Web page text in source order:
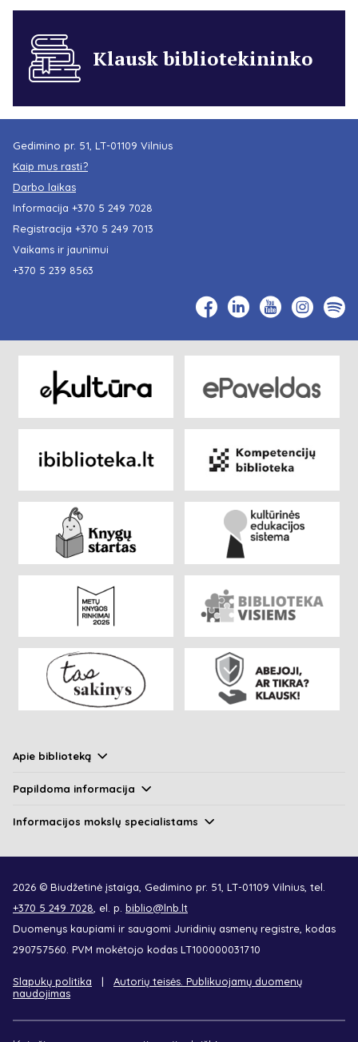
Klausk bibliotekininko
Gedimino pr. 51, LT-01109 Vilnius
Kaip mus rasti?
Darbo laikas
Informacija +370 5 249 7028
Registracija +370 5 249 7013
Vaikams ir jaunimui
+370 5 239 8563
Apie biblioteką
Papildoma informacija
Informacijos mokslų specialistams
2026 © Biudžetinė įstaiga, Gedimino pr. 51, LT-01109 Vilnius, tel.
+370 5 249 7028 , el. p. biblio@lnb.lt
Duomenys kaupiami ir saugomi Juridinių asmenų registre, kodas
290757560. PVM mokėtojo kodas LT100000031710
Slapukų politika
Autorių teisės. Publikuojamų duomenų
naudojimas